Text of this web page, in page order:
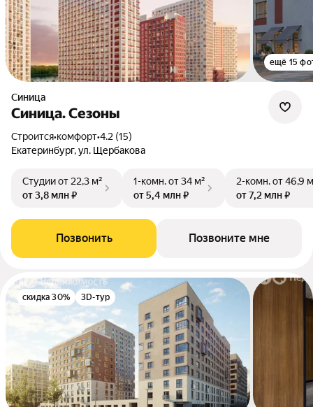
ещё 15
Синица
Синица. Сезоны
Строится•комфорт•4.2 (15)
Екатеринбург, ул. Щербакова
Студииот 22,3 м²
от 3,8 млн ₽
1-комн.от 34 м²
от 5,4 млн ₽
2-комн.от 46,9
от 7,2 млн ₽
Позвонить Позвоните мне
скидка 30% 3D-тур